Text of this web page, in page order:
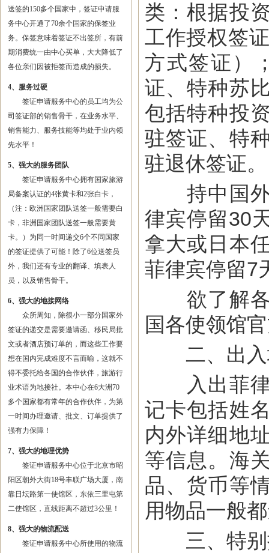
送签的150多个国家中，签证申请服
务中心开通了70余个国家的保签业
务。保签意味着签证不出签所，有前
期消费统一由中心买单，大大降低了
各位亲们因被拒签而造成的损失。
4、服务过硬
签证申请服务中心的员工均为公
司签证部的销售骨干，在业务水平、
销售能力、服务技能等均处于业内领
先水平！
5、强大的服务团队
签证申请服务中心拥有国家旅游
局备案认证的4张黄卡和2张白卡，
（注：欧洲国家团队送签一般需要白
卡，非洲国家团队送签一般需要黄
卡。）为同一时间递交6个不同国家
的签证提供了可能！除了6位送签员
外，我们还有专业的翻译、填表人
员，以及销售骨干。
6、强大的地接网络
众所周知，除很小一部分国家外
签证的递交是需要邀请函、移民局批
文或者酒店预订单的，而这些工作要
想在国内完成难度不言而喻，这就不
得不委托给各国的合作伙伴，旅游行
业术语为地接社。本中心在6大洲70
多个国家都有常年的合作伙伴，为第
一时间办理邀请、批文、订单提供了
强有力保障！
7、强大的地理优势
签证申请服务中心位于北京市昭
阳区朝外大街18号丰联广场大厦，南
靠日坛路第一使馆区，东依三里屯第
二使馆区，直线距离不超过3公里！
8、强大的物流配送
签证申请服务中心所使用的物流
类：根据投
工作授权签
方式签证）
证、特种苏
包括特种投
驻签证、特
驻退休签证。
持中国外
律宾停留30
拿大或日本
菲律宾停留7
欲了解各
国各使领馆
二、出入
入出菲律
记卡包括姓
内外详细地
等信息。海
品、货币等
用物品一般
三、特别